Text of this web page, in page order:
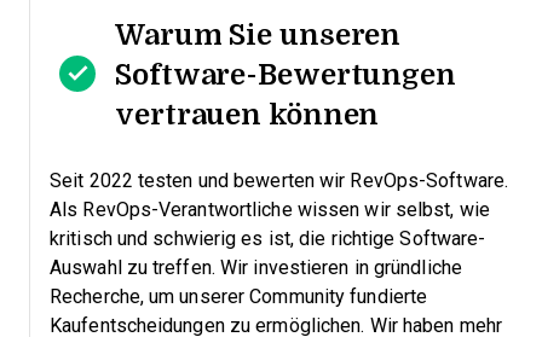
Warum Sie unseren
Software-Bewertungen
vertrauen können
Seit 2022 testen und bewerten wir RevOps-Software.
Als RevOps-Verantwortliche wissen wir selbst, wie
kritisch und schwierig es ist, die richtige Software-
Auswahl zu treffen. Wir investieren in gründliche
Recherche, um unserer Community fundierte
Kaufentscheidungen zu ermöglichen. Wir haben mehr